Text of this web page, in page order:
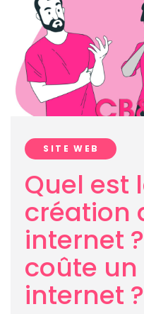
SITE WEB
Quel est
création
internet
coûte un
internet